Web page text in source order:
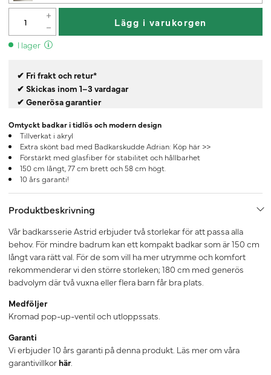
Lägg i varukorgen
I lager
✔ Fri frakt och retur*
✔ Skickas inom 1–3 vardagar
✔ Generösa garantier
Omtyckt badkar i tidlös och modern design
Tillverkat i akryl
Extra skönt bad med Badkarskudde Adrian: Köp här >>
Förstärkt med glasfiber för stabilitet och hållbarhet
150 cm långt, 77 cm brett och 58 cm högt.
10 års garanti!
Produktbeskrivning
Vår badkarsserie Astrid erbjuder två storlekar för att passa alla
behov. För mindre badrum kan ett kompakt badkar som är 150 cm
långt vara rätt val. För de som vill ha mer utrymme och komfort
rekommenderar vi den större storleken; 180 cm med generös
badvolym där två vuxna eller flera barn får bra plats.
Medföljer
Kromad pop-up-ventil och utloppssats.
Garanti
Vi erbjuder 10 års garanti på denna produkt. Läs mer om våra
garantivillkor här.